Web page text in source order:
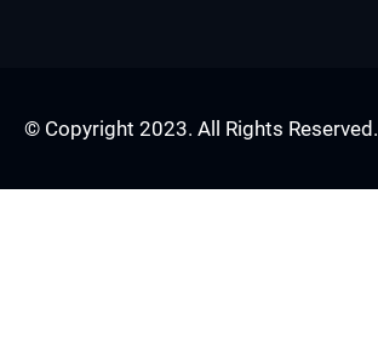
© Copyright 2023. All Rights Reserved.